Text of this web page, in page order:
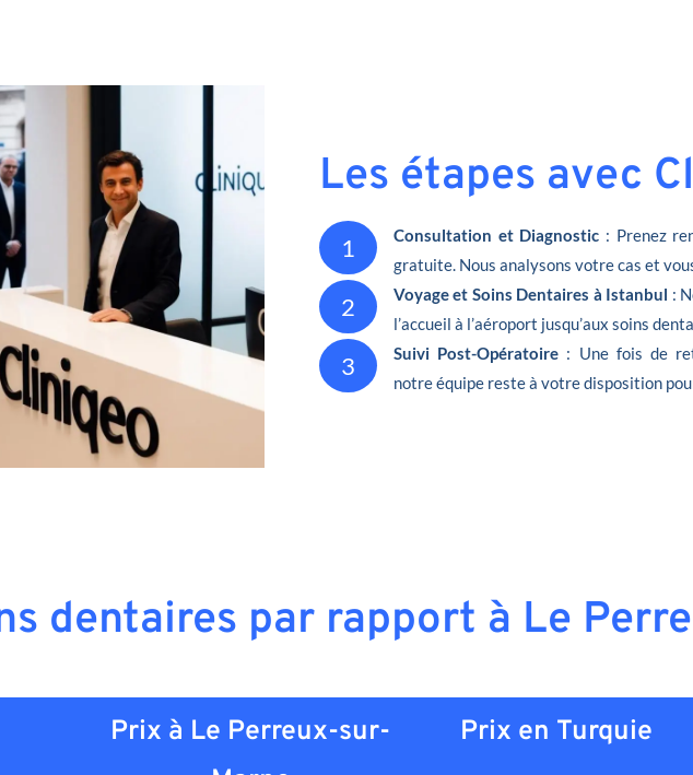
Les étapes avec
1 Consultation et Diagnostic : Prenez
gratuite. Nous analysons votre cas et
2 Voyage et Soins Dentaires à Istanbul :
l’accueil à l’aéroport jusqu’aux soins
3 Suivi Post-Opératoire : Une fois de
notre équipe reste à votre disposition
dentaires par rapport à Le
Prix à Le Perreux-sur-
Prix en Turquie